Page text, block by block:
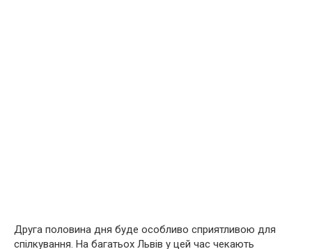
Друга половина дня буде особливо сприятливою для
спілкування. На багатьох Львів у цей час чекають